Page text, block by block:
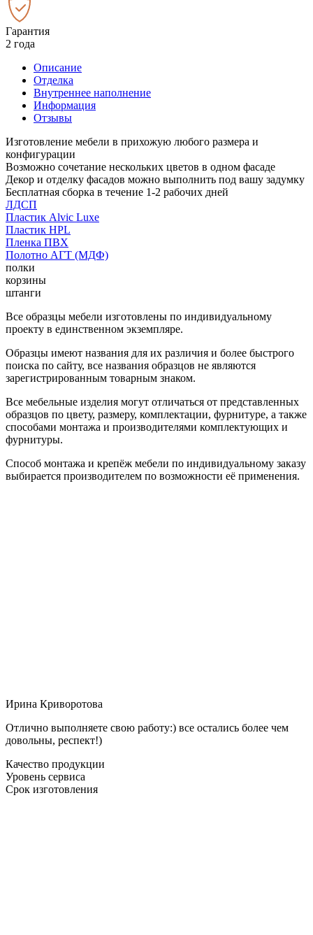
Гарантия
2 года
Описание
Отделка
Внутреннее наполнение
Информация
Отзывы
Изготовление мебели в прихожую любого размера и
конфигурации
Возможно сочетание нескольких цветов в одном фасаде
Декор и отделку фасадов можно выполнить под вашу задумку
Бесплатная сборка в течение 1-2 рабочих дней
ЛДСП
Пластик Alvic Luxe
Пластик HPL
Пленка ПВХ
Полотно АГТ (МДФ)
полки
корзины
штанги
Все образцы мебели изготовлены по индивидуальному
проекту в единственном экземпляре.
Образцы имеют названия для их различия и более быстрого
поиска по сайту, все названия образцов не являются
зарегистрированным товарным знаком.
Все мебельные изделия могут отличаться от представленных
образцов по цвету, размеру, комплектации, фурнитуре, а также
способами монтажа и производителями комплектующих и
фурнитуры.
Способ монтажа и крепёж мебели по индивидуальному заказу
выбирается производителем по возможности её применения.
Ирина Криворотова
Отлично выполняете свою работу:) все остались более чем
довольны, респект!)
Качество продукции
Уровень сервиса
Срок изготовления